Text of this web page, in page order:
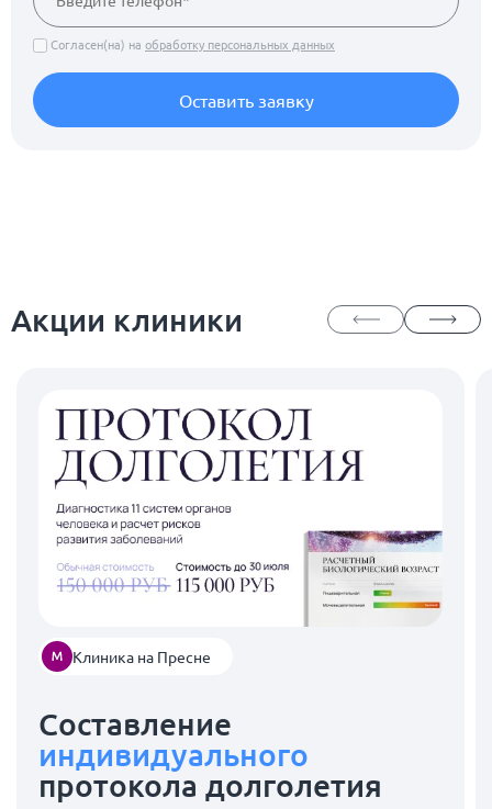
Согласен(на) на обработку персональных данных
Оставить заявку
Акции клиники
Клиника на Пресне
Составление
индивидуального
протокола долголетия